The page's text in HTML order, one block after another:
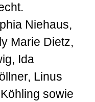
Niehaus,
Marie Dietz,
Ida
Linus
sowie